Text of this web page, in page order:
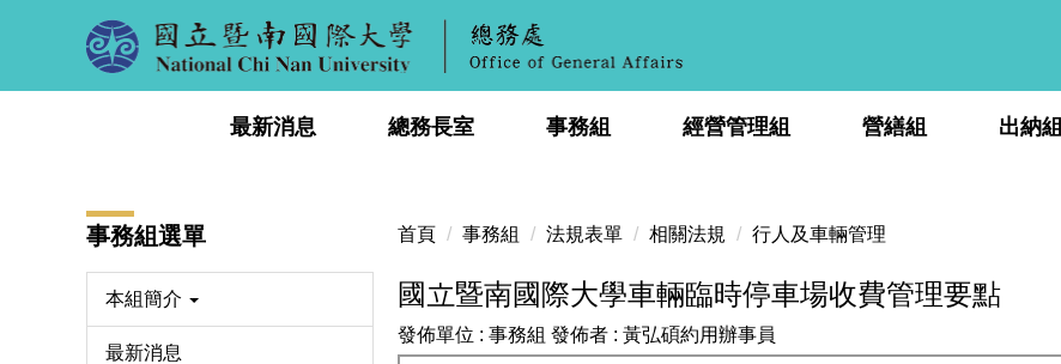
最新消息 總務長室 事務組 經營管理組 營繕組 出納組
事務組選單
本組簡介
最新消息
首頁 事務組 法規表單 相關法規 行人及車輛管理
國立暨南國際大學車輛臨時停車場收費管理要點
發佈單位 : 事務組 發佈者 : 黃弘碩約用辦事員